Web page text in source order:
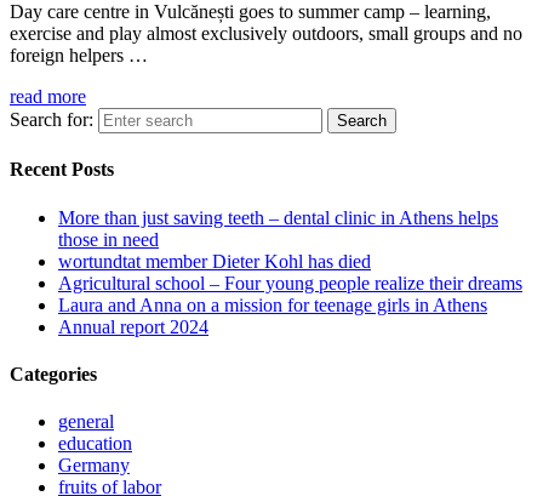
Day care centre in Vulcănești goes to summer camp – learning,
exercise and play almost exclusively outdoors, small groups and no
foreign helpers …
read more
Search for:
Recent Posts
More than just saving teeth – dental clinic in Athens helps
those in need
wortundtat member Dieter Kohl has died
Agricultural school – Four young people realize their dreams
Laura and Anna on a mission for teenage girls in Athens
Annual report 2024
Categories
general
education
Germany
fruits of labor